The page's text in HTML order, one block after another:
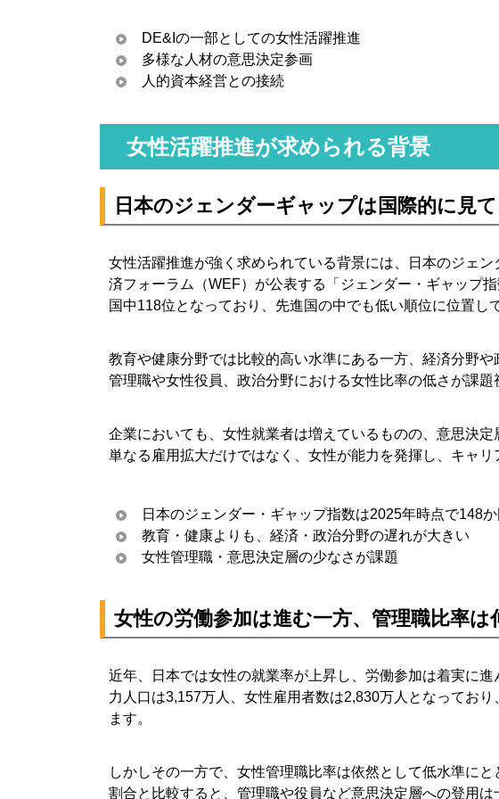
DE&Iの一部としての女性活躍推進
多様な人材の意思決定参画
人的資本経営との接続
女性活躍推進が求められる背景
日本のジェンダーギャップは国際的に見
女性活躍推進が強く求められている背景には、日本のジェ
済フォーラム（WEF）が公表する「ジェンダー・ギャップ
国中118位となっており、先進国の中でも低い順位に位置し
教育や健康分野では比較的高い水準にある一方、経済分野
管理職や女性役員、政治分野における女性比率の低さが課題
企業においても、女性就業者は増えているものの、意思決
単なる雇用拡大だけではなく、女性が能力を発揮し、キャリ
日本のジェンダー・ギャップ指数は2025年時点で148
教育・健康よりも、経済・政治分野の遅れが大きい
女性管理職・意思決定層の少なさが課題
女性の労働参加は進む一方、管理職比率は
近年、日本では女性の就業率が上昇し、労働参加は着実に
力人口は3,157万人、女性雇用者数は2,830万人となってお
ます。
しかしその一方で、女性管理職比率は依然として低水準に
割合と比較すると、管理職や役員など意思決定層への登用は